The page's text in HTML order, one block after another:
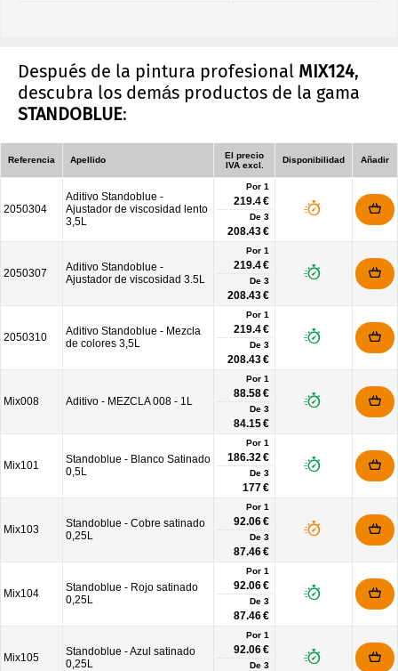
Después de la pintura profesional MIX124,
descubra los demás productos de la gama
STANDOBLUE:
Referencia Apellido
El precio
IVA excl.
Disponibilidad Añadir
2050304
Aditivo Standoblue -
Ajustador de viscosidad lento
3,5L
Por 1
219.4 €
De 3
208.43 €
2050307
Aditivo Standoblue -
Ajustador de viscosidad 3.5L
Por 1
219.4 €
De 3
208.43 €
2050310
Aditivo Standoblue - Mezcla
de colores 3,5L
Por 1
219.4 €
De 3
208.43 €
Mix008 Aditivo - MEZCLA 008 - 1L
Por 1
88.58 €
De 3
84.15 €
Mix101
Standoblue - Blanco Satinado
0,5L
Por 1
186.32 €
De 3
177 €
Mix103
Standoblue - Cobre satinado
0,25L
Por 1
92.06 €
De 3
87.46 €
Mix104
Standoblue - Rojo satinado
0,25L
Por 1
92.06 €
De 3
87.46 €
Mix105
Standoblue - Azul satinado
0,25L
Por 1
92.06 €
De 3